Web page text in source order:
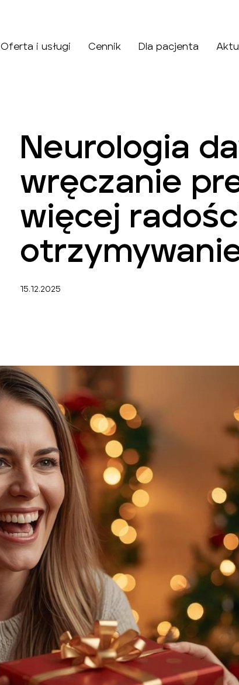
Oferta i usługi Cennik Dla pacjenta
Neurologia
wręczanie
więcej
15.12.2025